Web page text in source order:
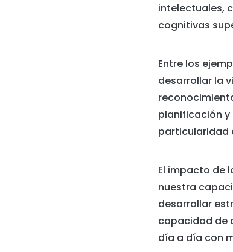
intelectuales,
cognitivas
Entre los
desarrollar la
planificación
particularidad
El impacto de
nuestra
desarrollar
capacidad de
día a día con